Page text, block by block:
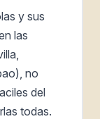
y sus
las
no
del
todas.